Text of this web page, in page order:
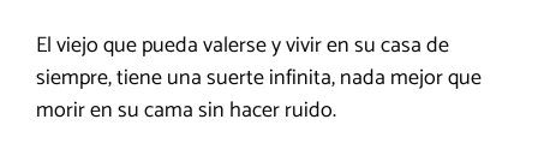
El viejo que pueda valerse y vivir en su casa de
siempre, tiene una suerte infinita, nada mejor que
morir en su cama sin hacer ruido.